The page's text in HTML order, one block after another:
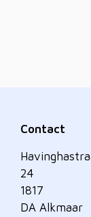
Contact
24
1817
DA Alkmaar